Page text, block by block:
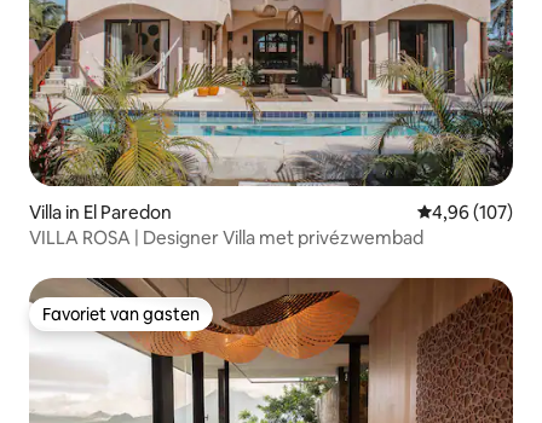
Villa in El Paredon Gemiddelde
4,96 (107)
VILLA ROSA | Designer Villa met privézwembad
Favoriet van gasten
Favoriet van gasten